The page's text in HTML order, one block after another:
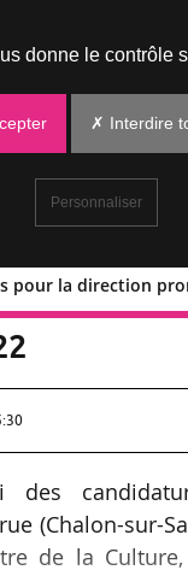
pour la direction
à
des
(Chalon-sur-
de la
donne le contrôle
✗ Interdire
Personnaliser